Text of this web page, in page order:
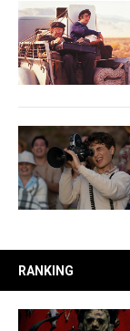
RANKING